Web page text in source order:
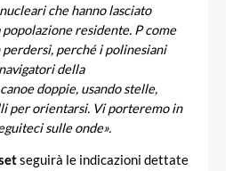
che hanno lasciato
residente. P come
perché i polinesiani
della
doppie, usando stelle,
per orientarsi. Vi porteremo in
sulle onde».
seguirà le indicazioni dettate